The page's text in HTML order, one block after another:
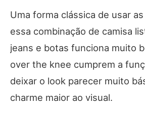
Uma forma clássica de usar
essa combinação de camisa
jeans e botas funciona muito
over the knee cumprem a
deixar o look parecer muito
charme maior ao visual.